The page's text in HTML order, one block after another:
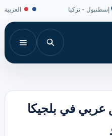
إسطنبول - تركيا العربية
عربي في بلجيكا